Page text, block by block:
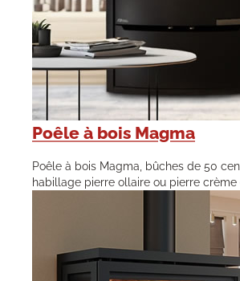
Poêle à bois Magma
Poêle à bois Magma, bûches de 50
habillage pierre ollaire ou pierre crème